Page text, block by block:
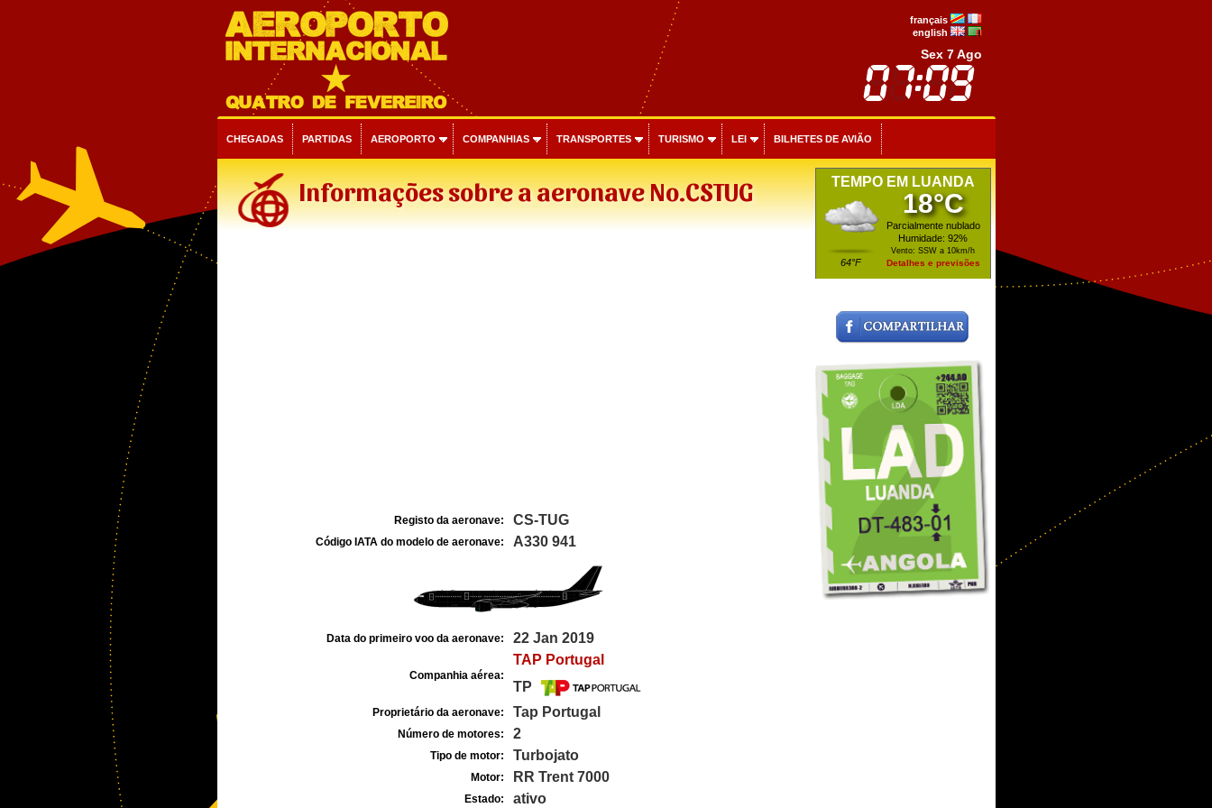
français
english
Sex 7 Ago
CHEGADAS PARTIDAS AEROPORTO COMPANHIAS TRANSPORTES TURISMO LEI BILHETES DE AVIÃO
Informações sobre a aeronave No.CSTUG
Registo da aeronave: CS-TUG
Código IATA do modelo de aeronave: A330 941
Data do primeiro voo da aeronave: 22 Jan 2019
Companhia aérea:
TAP Portugal
TP
Proprietário da aeronave: Tap Portugal
Número de motores: 2
Tipo de motor: Turbojato
Motor: RR Trent 7000
Estado: ativo
TEMPO EM LUANDA
64°F
18°C
Parcialmente nublado
Humidade: 92%
Vento: SSW a 10km/h
Detalhes e previsões